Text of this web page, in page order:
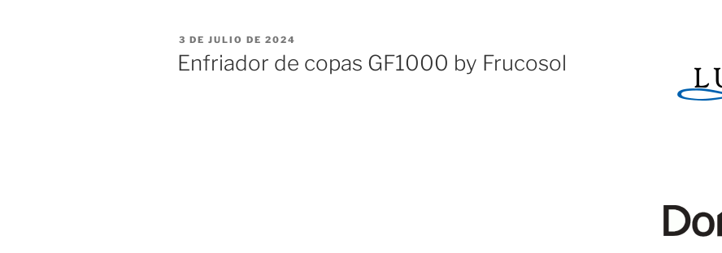
PUBLICADO
EL
3 DE JULIO DE 2024
Enfriador de copas GF1000 by Frucosol